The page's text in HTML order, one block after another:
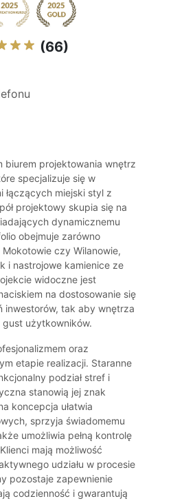
(66)
biurem projektowania wnętrz
specjalizuje się w
miejski styl z
projektowy skupia się na
dynamicznemu
obejmuje zarówno
czy Wilanowie,
i nastrojowe kamienice ze
widoczne jest
na dostosowanie się
tak aby wnętrza
gust użytkowników.
oraz
etapie realizacji. Staranne
podział stref i
stanowią jej znak
koncepcja ułatwia
sprzyja świadomemu
umożliwia pełną kontrolę
mają możliwość
udziału w procesie
pozostaje zapewnienie
codzienność i gwarantują